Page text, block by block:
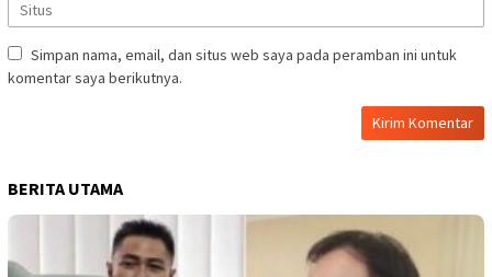
Simpan nama, email, dan situs web saya pada peramban ini untuk
komentar saya berikutnya.
BERITA UTAMA